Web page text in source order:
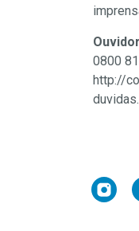
0800
http://